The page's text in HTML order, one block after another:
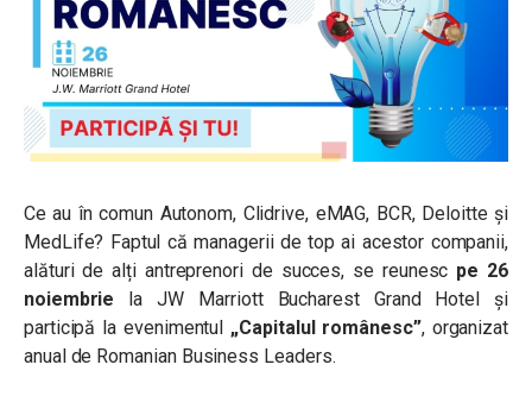
Ce au în comun Autonom, Clidrive, eMAG, BCR, Deloitte și
MedLife? Faptul că managerii de top ai acestor companii,
alături de alți antreprenori de succes, se reunesc pe 26
noiembrie la JW Marriott Bucharest Grand Hotel și
participă la evenimentul „Capitalul românesc”, organizat
anual de Romanian Business Leaders.